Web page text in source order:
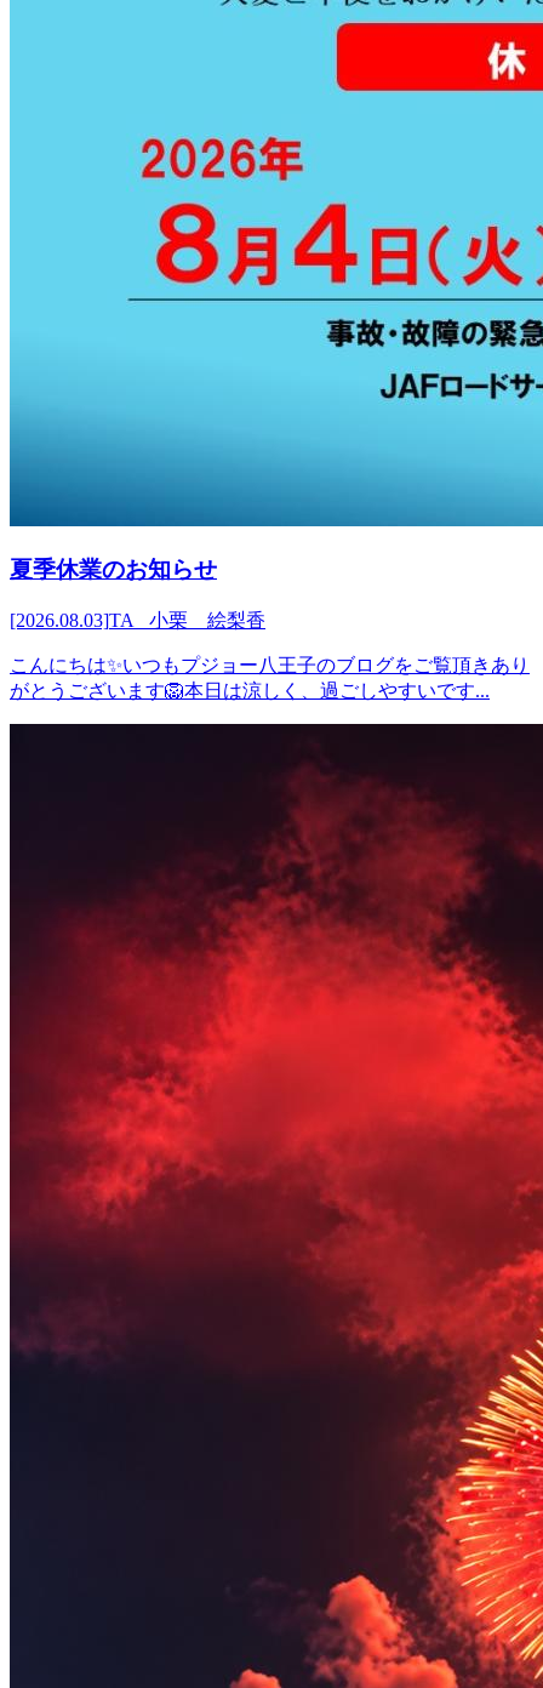
夏季休業のお知らせ
[2026.08.03]TA 小栗 絵梨香
こんにちは✨いつもプジョー八王子のブログをご覧頂きあり
がとうございます🦁本日は涼しく、過ごしやすいです...